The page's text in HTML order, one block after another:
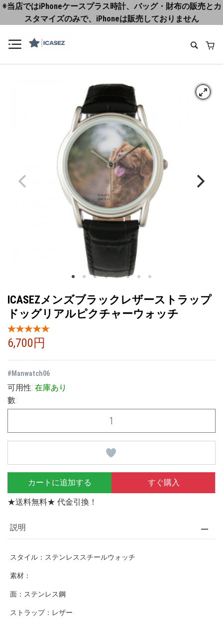
※当店ではiPhoneケースプラス時計、バッグ・財布の販売とカ
スタマイズのみで、iPhoneは販売しておりません
ICASEZメンズブラックレザーストラップ
ドッグリアルピクチャーウォッチ
6,700円
# Manwatch06
可用性: 在庫あり
數:
カートに追加する すぐ購入
★送料無料★ 代金引換！
説明
スタイル：ステンレススチールウォッチ
素材：
面：ステンレス鋼
ストラップ：レザー